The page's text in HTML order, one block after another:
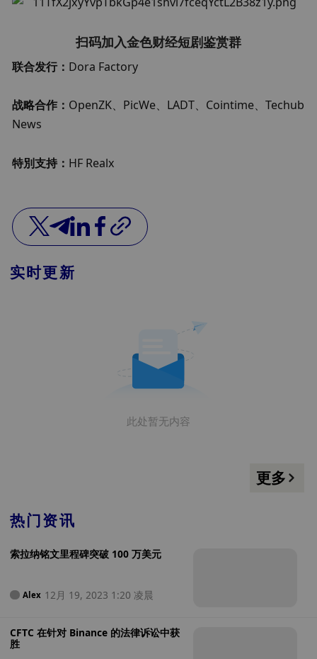
扫码加入金色财经短剧鉴赏群
联合发行： Dora Factory
战略合作： OpenZK、PicWe、LADT、Cointime、Techub
News
特別支持： HF Realx
实时更新
此处暂无内容
更多
热门资讯
索拉纳铭文里程碑突破 100 万美元
Alex 12月 19, 2023 1:20 凌晨
CFTC 在针对 Binance 的法律诉讼中获
胜